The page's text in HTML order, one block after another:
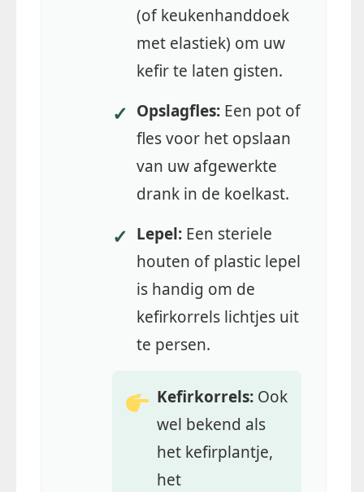
(of keukenhanddoek
met elastiek) om uw
kefir te laten gisten.
✓ Opslagfles: Een pot of
fles voor het opslaan
van uw afgewerkte
drank in de koelkast.
✓ Lepel: Een steriele
houten of plastic lepel
is handig om de
kefirkorrels lichtjes uit
te persen.
Kefirkorrels: Ook
wel bekend als
het kefirplantje,
het